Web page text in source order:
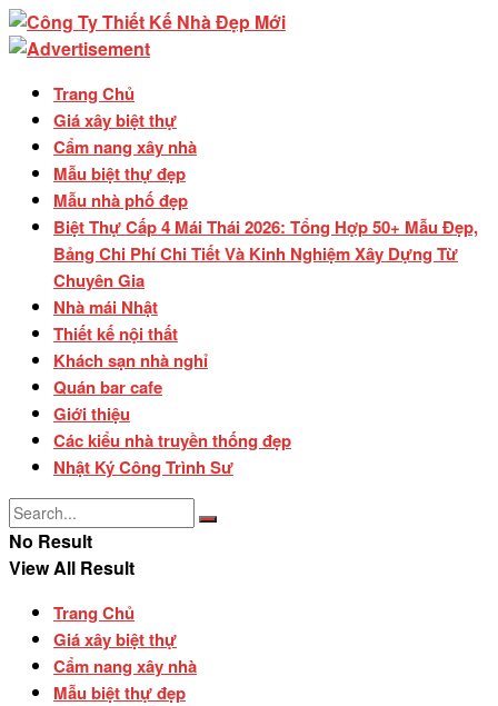
Trang Chủ
Giá xây biệt thự
Cẩm nang xây nhà
Mẫu biệt thự đẹp
Mẫu nhà phố đẹp
Biệt Thự Cấp 4 Mái Thái 2026: Tổng Hợp 50+ Mẫu Đẹp,
Bảng Chi Phí Chi Tiết Và Kinh Nghiệm Xây Dựng Từ
Chuyên Gia
Nhà mái Nhật
Thiết kế nội thất
Khách sạn nhà nghỉ
Quán bar cafe
Giới thiệu
Các kiểu nhà truyền thống đẹp
Nhật Ký Công Trình Sư
No Result
View All Result
Trang Chủ
Giá xây biệt thự
Cẩm nang xây nhà
Mẫu biệt thự đẹp